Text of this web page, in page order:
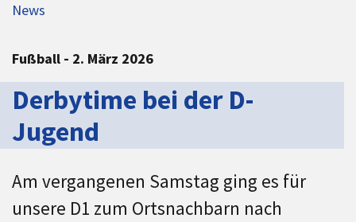
News
Fußball - 2. März 2026
Derbytime bei der D-
Jugend
Am vergangenen Samstag ging es für
unsere D1 zum Ortsnachbarn nach